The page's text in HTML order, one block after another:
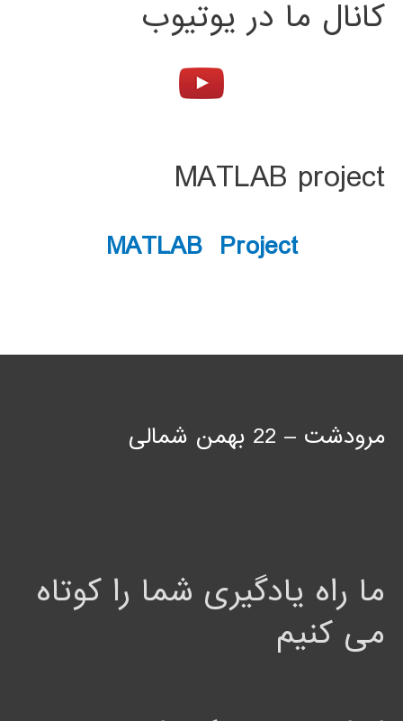
کانال ما در یوتیوب
MATLAB project
MATLAB Project
مرودشت – 22 بهمن شمالی
ما راه یادگیری شما را کوتاه
می کنیم